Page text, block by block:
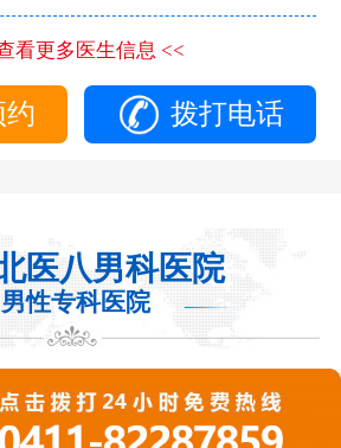
看更多医生信息 <<
约 拨打电话
医八男科医院
男性专科医院